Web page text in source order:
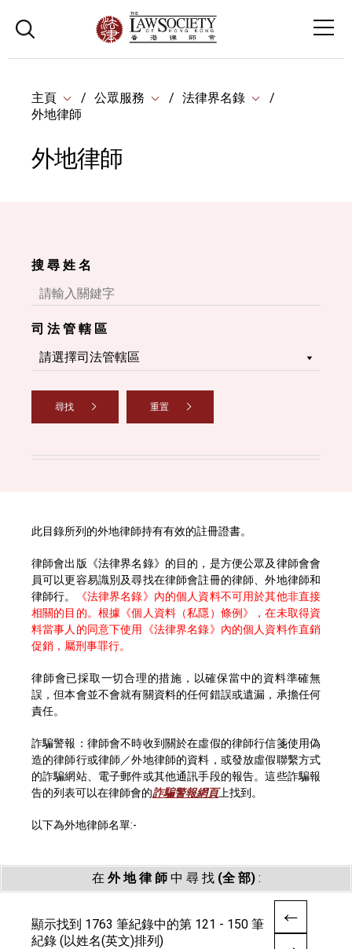
主頁 公眾服務
法律界名錄
外地律師
外地律師
搜 尋 姓 名
司 法 管 轄 區
尋找 重置
此目錄所列的外地律師持有有效的註冊證書。
律師會出版《法律界名錄》的目的，是方便公眾及律師會會
員可以更容易識別及尋找在律師會註冊的律師、外地律師和
律師行。
《法律界名錄》內的個人資料不可用於其他非直接
相關的目的。根據《個人資料（私隱）條例》，在未取得資
料當事人的同意下使用《法律界名錄》內的個人資料作直銷
促銷，屬刑事罪行。
律師會已採取一切合理的措施，以確保當中的資料準確無
誤，但本會並不會就有關資料的任何錯誤或遺漏，承擔任何
責任。
詐騙警報：律師會不時收到關於在虛假的律師行信箋使用偽
造的律師行或律師／外地律師的資料，或發放虛假聯繫方式
的詐騙網站、電子郵件或其他通訊手段的報告。這些詐騙報
告的列表可以在律師會的詐騙警報網頁上找到。
以下為外地律師名單:-
在 外 地 律 師中 尋 找 (全 部):
顯示找到 1763 筆紀錄中的第 121 - 150 筆
紀錄 (以姓名(英文)排列)